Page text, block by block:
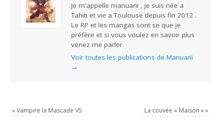
Je m'appelle manuarii , je suis née a
Tahiti et vie a Toulouse depuis fin 2012 .
Le RP et les mangas sont se que je
préfère et si vous voulez en savoir plus
venez me parler
Voir toutes les publications de Manuarii
→
« Vampire la Mascade V5 La couvée « Maison »»